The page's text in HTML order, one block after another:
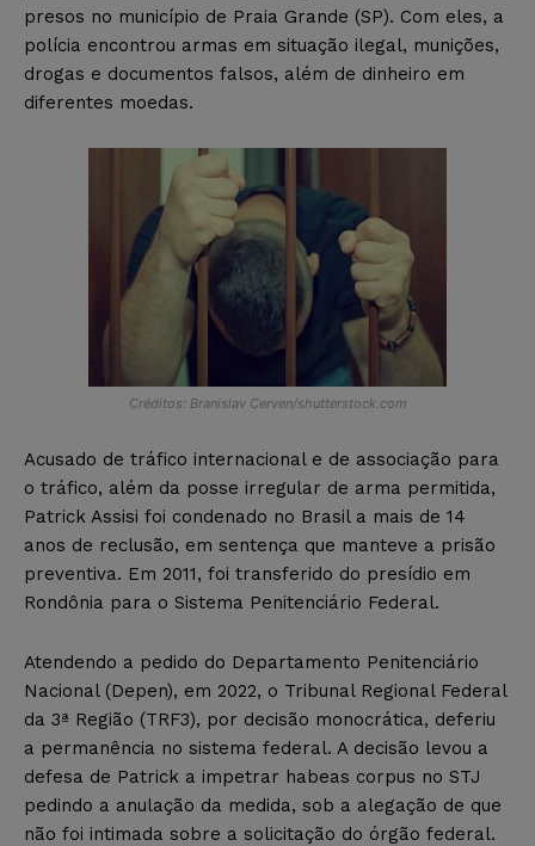
presos no município de Praia Grande (SP). Com eles, a
polícia encontrou armas em situação ilegal, munições,
drogas e documentos falsos, além de dinheiro em
diferentes moedas.
Créditos: Branislav Cerven/shutterstock.com
Acusado de tráfico internacional e de associação para
o tráfico, além da posse irregular de arma permitida,
Patrick Assisi foi condenado no Brasil a mais de 14
anos de reclusão, em sentença que manteve a prisão
preventiva. Em 2011, foi transferido do presídio em
Rondônia para o Sistema Penitenciário Federal.
Atendendo a pedido do Departamento Penitenciário
Nacional (Depen), em 2022, o Tribunal Regional Federal
da 3ª Região (TRF3), por decisão monocrática, deferiu
a permanência no sistema federal. A decisão levou a
defesa de Patrick a impetrar habeas corpus no STJ
pedindo a anulação da medida, sob a alegação de que
não foi intimada sobre a solicitação do órgão federal.